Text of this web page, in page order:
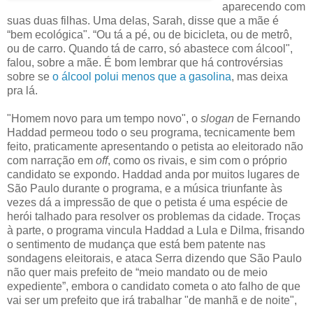
aparecendo com
suas duas filhas. Uma delas, Sarah, disse que a mãe é
“bem ecológica". “Ou tá a pé, ou de bicicleta, ou de metrô,
ou de carro. Quando tá de carro, só abastece com álcool",
falou, sobre a mãe. É bom lembrar que há controvérsias
sobre se o álcool polui menos que a gasolina, mas deixa
pra lá.
"Homem novo para um tempo novo", o slogan de Fernando
Haddad permeou todo o seu programa, tecnicamente bem
feito, praticamente apresentando o petista ao eleitorado não
com narração em off, como os rivais, e sim com o próprio
candidato se expondo. Haddad anda por muitos lugares de
São Paulo durante o programa, e a música triunfante às
vezes dá a impressão de que o petista é uma espécie de
herói talhado para resolver os problemas da cidade. Troças
à parte, o programa vincula Haddad a Lula e Dilma, frisando
o sentimento de mudança que está bem patente nas
sondagens eleitorais, e ataca Serra dizendo que São Paulo
não quer mais prefeito de “meio mandato ou de meio
expediente”, embora o candidato cometa o ato falho de que
vai ser um prefeito que irá trabalhar "de manhã e de noite",